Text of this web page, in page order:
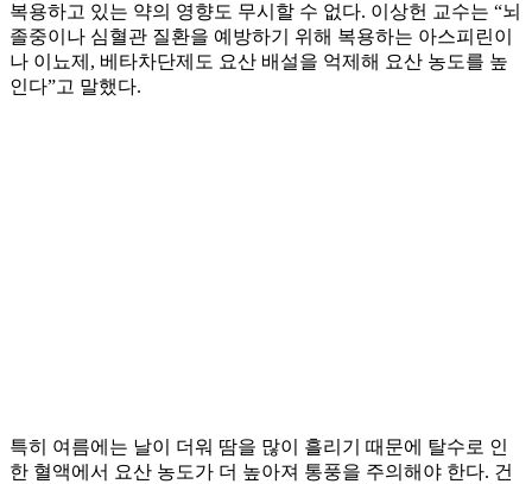
복용하고 있는 약의 영향도 무시할 수 없다. 이상헌 교수는 “뇌
졸중이나 심혈관 질환을 예방하기 위해 복용하는 아스피린이
나 이뇨제, 베타차단제도 요산 배설을 억제해 요산 농도를 높
인다”고 말했다.
특히 여름에는 날이 더워 땀을 많이 흘리기 때문에 탈수로 인
한 혈액에서 요산 농도가 더 높아져 통풍을 주의해야 한다. 건